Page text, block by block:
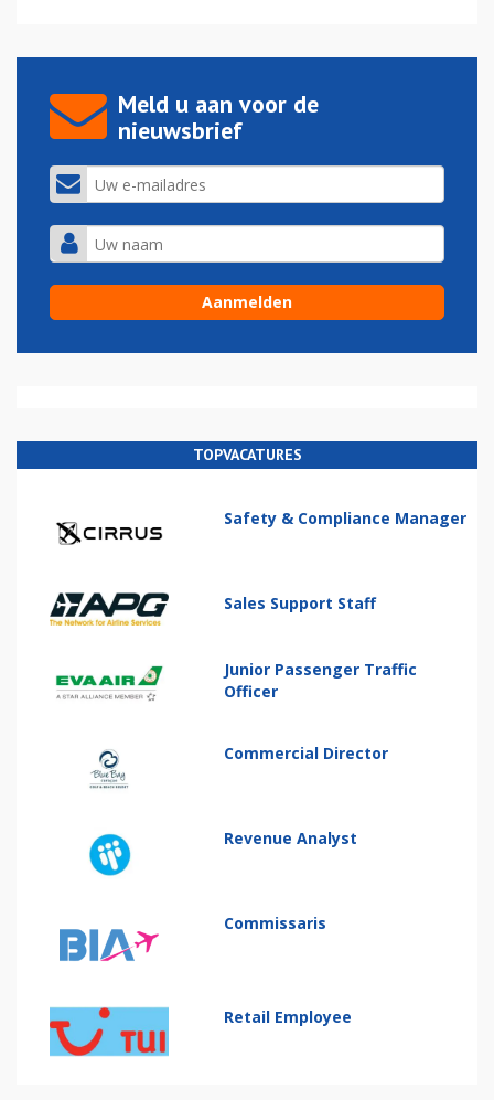
Meld u aan voor de
nieuwsbrief
TOPVACATURES
Safety & Compliance Manager
Sales Support Staff
Junior Passenger Traffic
Officer
Commercial Director
Revenue Analyst
Commissaris
Retail Employee